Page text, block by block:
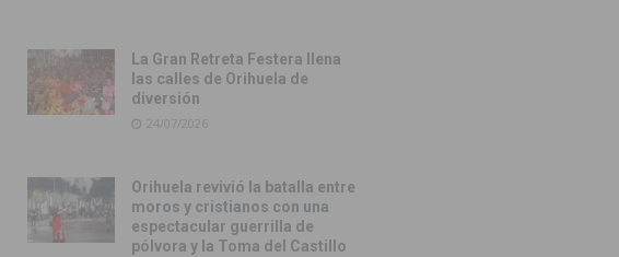
La Gran Retreta Festera llena
las calles de Orihuela de
diversión
24/07/2026
Orihuela revivió la batalla entre
moros y cristianos con una
espectacular guerrilla de
pólvora y la Toma del Castillo